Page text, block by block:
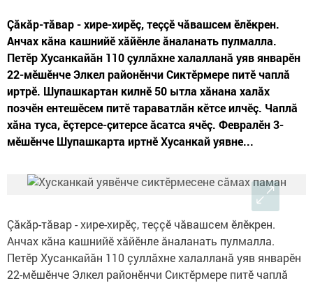
Çăкăр-тăвар - хире-хирӗç, теççӗ чăвашсем ӗлӗкрен.
Анчах кăна кашнийӗ хăйӗнле ăналанать пулмалла.
Петӗр Хусанкайăн 110 çуллăхне халалланă уяв январӗн
22-мӗшӗнче Элкел районӗнчи Сиктӗрмере питӗ чаплă
иртрӗ. Шупашкартан килнӗ 50 ытла хăнана халăх
поэчӗн ентешӗсем питӗ тараватлăн кӗтсе илчӗç. Чаплă
хăна туса, ӗçтерсе-çитерсе ăсатса ячӗç. Февралӗн 3-
мӗшӗнче Шупашкарта иртнӗ Хусанкай уявне...
Çăкăр-тăвар - хире-хирӗç, теççӗ чăвашсем ӗлӗкрен.
Анчах кăна кашнийӗ хăйӗнле ăналанать пулмалла.
Петӗр Хусанкайăн 110 çуллăхне халалланă уяв январӗн
22-мӗшӗнче Элкел районӗнчи Сиктӗрмере питӗ чаплă